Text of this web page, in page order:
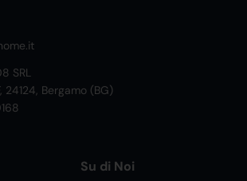
SRL
24124, Bergamo (BG)
Su di Noi